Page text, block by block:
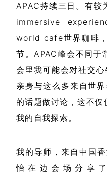
APAC持续三日。有
immersive
world cafe世界咖啡
节。APAC峰会不同于
会里我可能会对社交心
亲身与这么多来自世
的话题做讨论，这不
我的自我探索。
我的导师，来自中国
怡在边会场分享